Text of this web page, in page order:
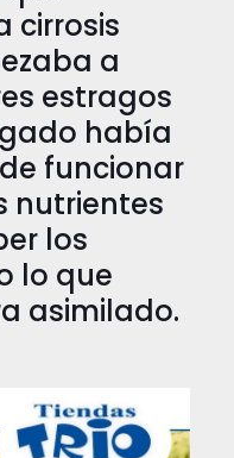
cirrosis
a
estragos
había
funcionar
nutrientes
los
lo que
asimilado.